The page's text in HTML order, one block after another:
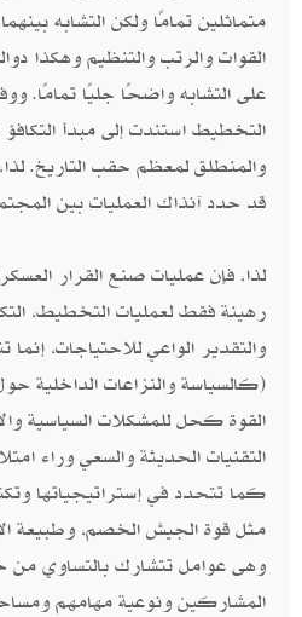
متماثلين تمامًا ولكن التشابه
القوات والرتب والتنظيم وهكذا
على التشابه واضحًا جليًا تمامًا.
التخطيط استندت إلى مبدأ التكافؤ
والمنطلق لمعظم حقب التاريخ.
قد حدد آنذاك العمليات بين
لذا، فإن عمليات صنع القرار
رهينة فقط لعمليات التخطيط،
والتقدير الواعي للاحتياجات،
(كالسياسة والنزاعات الداخلية
القوة كحل للمشكلات السياسية
التقنيات الحديثة والسعي وراء
كما تتحدد في إستراتيجياتها
مثل قوة الجيش الخصم، وطبيعة
وهى عوامل تتشارك بالتساوي من
المشاركين ونوعية مهامهم